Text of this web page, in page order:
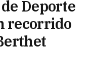
Deporte
recorrido